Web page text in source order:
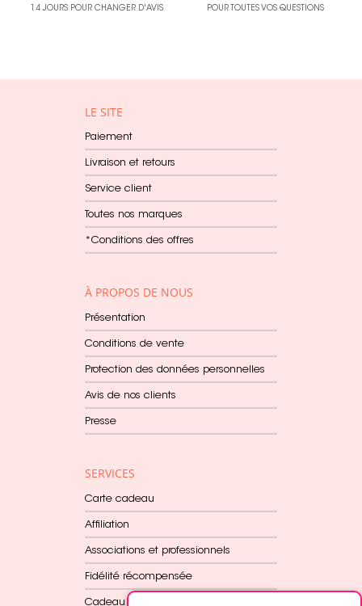
14 JOURS POUR CHANGER D'AVIS POUR TOUTES VOS QUESTIONS
LE SITE
Paiement
Livraison et retours
Service client
Toutes nos marques
*Conditions des offres
À PROPOS DE NOUS
Présentation
Conditions de vente
Protection des données personnelles
Avis de nos clients
Presse
SERVICES
Carte cadeau
Affiliation
Associations et professionnels
Fidélité récompensée
Cadeau dès 60€